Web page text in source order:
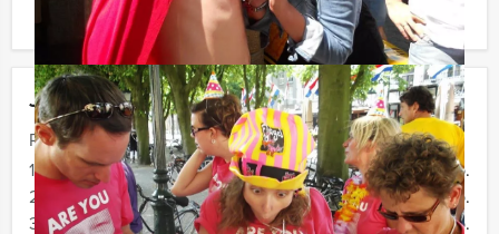
Jouw uitje
Prijs :
12 - 19 personen
€ 29,50 p.p.
20 - 29 personen
€ 27,50 p.p.
30 - 39 personen
€ 24,50 p.p.
ook gewoon voor minder personen boeken!